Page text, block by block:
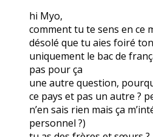
hi Myo,
comment tu te sens en ce
désolé que tu aies foiré
uniquement le bac de
pas pour ça
une autre question,
ce pays et pas un autre ?
n’en sais rien mais ça
personnel ?)